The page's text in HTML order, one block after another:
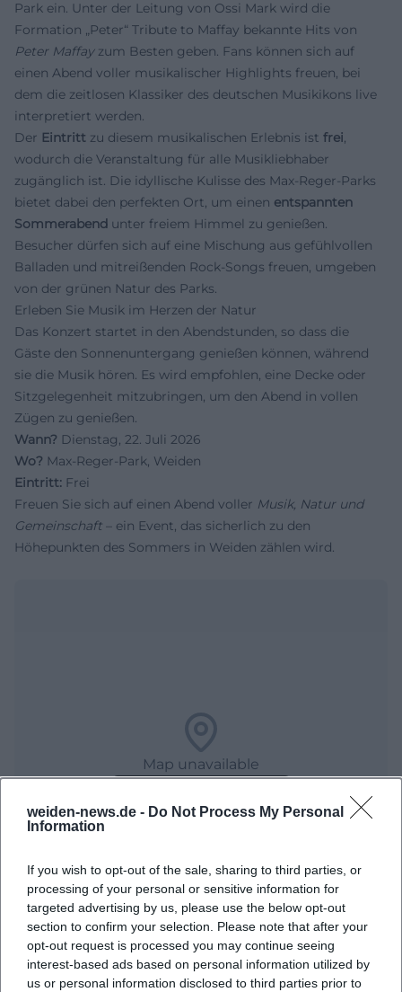
weiden-news.de - Do Not Process My Personal
Information
If you wish to opt-out of the sale, sharing to third parties, or
processing of your personal or sensitive information for
targeted advertising by us, please use the below opt-out
section to confirm your selection. Please note that after your
opt-out request is processed you may continue seeing
interest-based ads based on personal information utilized by
us or personal information disclosed to third parties prior to
Park ein. Unter der Leitung von Ossi Mark wird die
Formation „Peter“ Tribute to Maffay bekannte Hits von
Peter Maffayzum Besten geben. Fans können sich auf
einen Abend voller musikalischer Highlights freuen, bei
dem die zeitlosen Klassiker des deutschen Musikikons live
interpretiert werden.
Der Eintritt zu diesem musikalischen Erlebnis ist frei,
wodurch die Veranstaltung für alle Musikliebhaber
zugänglich ist. Die idyllische Kulisse des Max-Reger-Parks
bietet dabei den perfekten Ort, um einen entspannten
Sommerabend unter freiem Himmel zu genießen.
Besucher dürfen sich auf eine Mischung aus gefühlvollen
Balladen und mitreißenden Rock-Songs freuen, umgeben
von der grünen Natur des Parks.
Erleben Sie Musik im Herzen der Natur
Das Konzert startet in den Abendstunden, so dass die
Gäste den Sonnenuntergang genießen können, während
sie die Musik hören. Es wird empfohlen, eine Decke oder
Sitzgelegenheit mitzubringen, um den Abend in vollen
Zügen zu genießen.
Wann? Dienstag, 22. Juli 2026
Wo? Max-Reger-Park, Weiden
Eintritt: Frei
Freuen Sie sich auf einen Abend voller Musik, Natur und
Gemeinschaft – ein Event, das sicherlich zu den
Höhepunkten des Sommers in Weiden zählen wird.
Map unavailable
Häufig gestellte Fragen